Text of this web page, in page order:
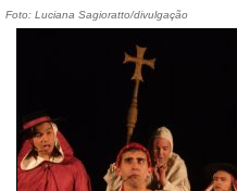
Foto: Luciana Sagioratto/divulgação